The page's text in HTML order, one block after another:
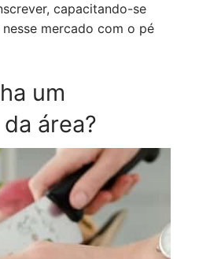
capacitando-se
mercado com o pé
um
área?